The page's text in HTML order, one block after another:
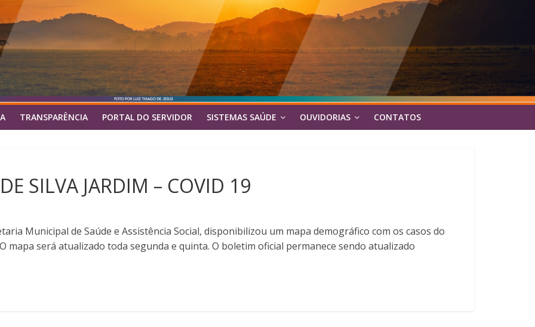
TRANSPARÊNCIA PORTAL DO SERVIDOR SISTEMAS SAÚDE OUVIDORIAS CONTATOS
SILVA JARDIM – COVID 19
Municipal de Saúde e Assistência Social, disponibilizou um mapa demográfico com os casos do
mapa será atualizado toda segunda e quinta. O boletim oficial permanece sendo atualizado